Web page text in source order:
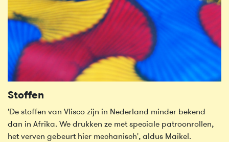
Stoffen
'De stoffen van Vlisco zijn in Nederland minder bekend
dan in Afrika. We drukken ze met speciale patroonrollen,
het verven gebeurt hier mechanisch', aldus Maikel.